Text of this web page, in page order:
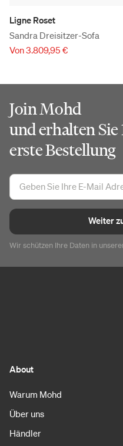
Ligne Roset
Sandra Dreisitzer-Sofa
Von 3.809,95 €
Join Mohd
und erhalten Sie
erste Bestellung
Weiter
Wir schützen Ihre Daten in
About
Warum Mohd
Über uns
Händler